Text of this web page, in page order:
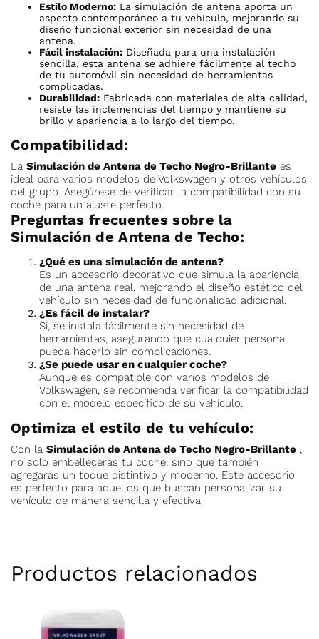
Estilo Moderno: La simulación de antena aporta un
aspecto contemporáneo a tu vehículo, mejorando su
diseño funcional exterior sin necesidad de una
antena.
Fácil instalación: Diseñada para una instalación
sencilla, esta antena se adhiere fácilmente al techo
de tu automóvil sin necesidad de herramientas
complicadas.
Durabilidad: Fabricada con materiales de alta calidad,
resiste las inclemencias del tiempo y mantiene su
brillo y apariencia a lo largo del tiempo.
Compatibilidad:
La Simulación de Antena de Techo Negro-Brillante es
ideal para varios modelos de Volkswagen y otros vehículos
del grupo. Asegúrese de verificar la compatibilidad con su
coche para un ajuste perfecto.
Preguntas frecuentes sobre la
Simulación de Antena de Techo:
¿Qué es una simulación de antena?
Es un accesorio decorativo que simula la apariencia
de una antena real, mejorando el diseño estético del
vehículo sin necesidad de funcionalidad adicional.
¿Es fácil de instalar?
Sí, se instala fácilmente sin necesidad de
herramientas, asegurando que cualquier persona
pueda hacerlo sin complicaciones.
¿Se puede usar en cualquier coche?
Aunque es compatible con varios modelos de
Volkswagen, se recomienda verificar la compatibilidad
con el modelo específico de su vehículo.
Optimiza el estilo de tu vehículo:
Con la Simulación de Antena de Techo Negro-Brillante ,
no solo embellecerás tu coche, sino que también
agregarás un toque distintivo y moderno. Este accesorio
es perfecto para aquellos que buscan personalizar su
vehículo de manera sencilla y efectiva
Productos relacionados